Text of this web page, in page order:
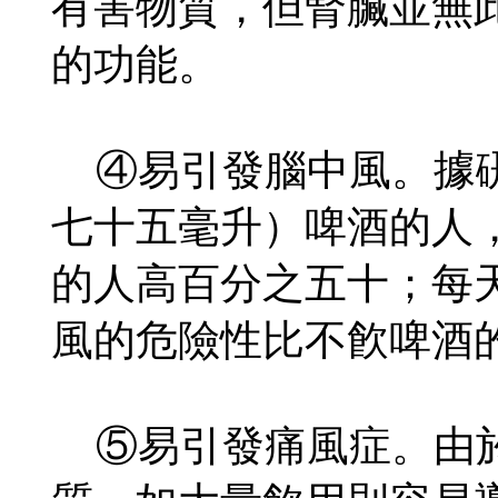
的功能。
④易引發腦中風。據
七十五毫升）啤酒的人
的人高百分之五十；每
風的危險性比不飮啤酒
⑤易引發痛風症。由